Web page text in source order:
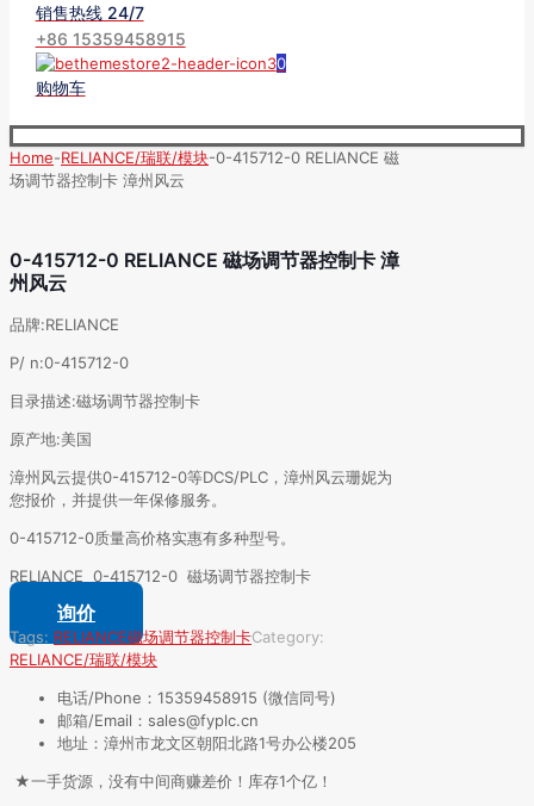
销售热线 24/7
+86 15359458915
0
购物车
Home-RELIANCE/瑞联/模块-0-415712-0 RELIANCE 磁
场调节器控制卡 漳州风云
0-415712-0 RELIANCE 磁场调节器控制卡 漳
州风云
品牌:RELIANCE
P/ n:0-415712-0
目录描述:磁场调节器控制卡
原产地:美国
漳州风云提供0-415712-0等DCS/PLC，漳州风云珊妮为
您报价，并提供一年保修服务。
0-415712-0质量高价格实惠有多种型号。
RELIANCE 0-415712-0 磁场调节器控制卡
询价
Tags: RELIANCE磁场调节器控制卡Category:
RELIANCE/瑞联/模块
电话/Phone：15359458915 (微信同号)
邮箱/Email：sales@fyplc.cn
地址：漳州市龙文区朝阳北路1号办公楼205
★一手货源，没有中间商赚差价！库存1个亿！